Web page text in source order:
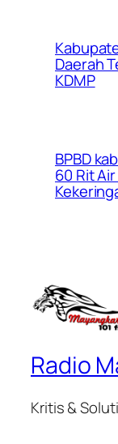
Daerah
KDMP
BPBD
60 Rit
Radio
Kritis &